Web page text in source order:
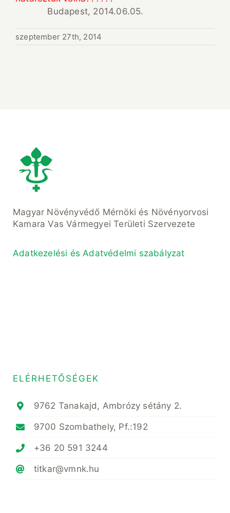
Budapest, 2014.06.05.
szeptember 27th, 2014
Magyar Növényvédő Mérnöki és Növényorvosi
Kamara Vas Vármegyei Területi Szervezete
Adatkezelési és Adatvédelmi szabályzat
ELÉRHETŐSÉGEK
9762 Tanakajd, Ambrózy sétány 2.
9700 Szombathely, Pf.:192
+36 20 591 3244
titkar@vmnk.hu